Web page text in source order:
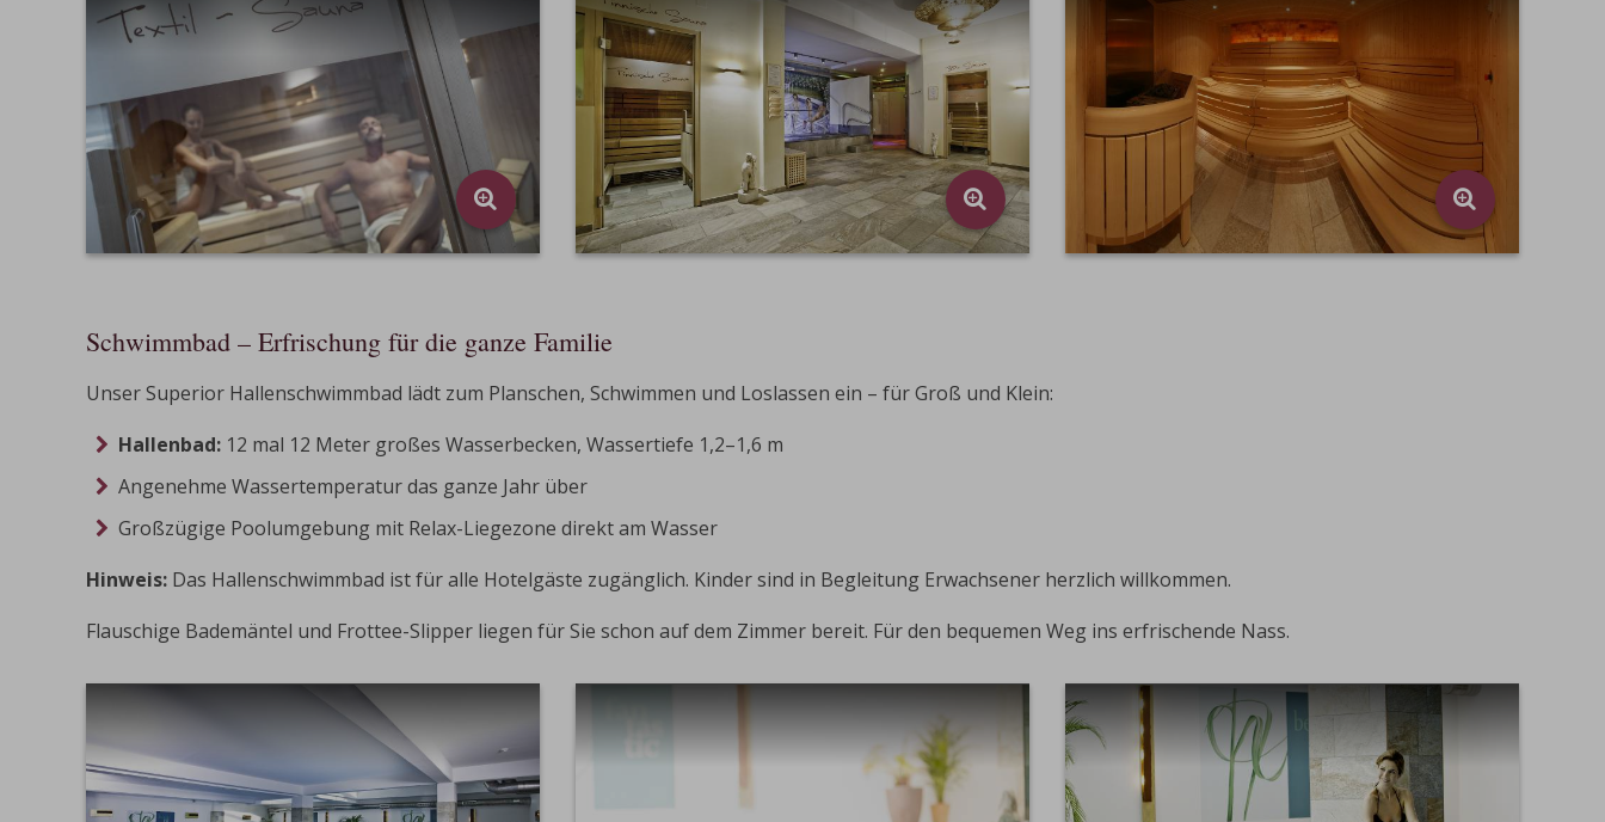
Schwimmbad – Erfrischung für die ganze Familie
Unser Superior Hallenschwimmbad lädt zum Planschen, Schwimmen und Loslassen ein – für Groß und Klein:
Hallenbad: 12 mal 12 Meter großes Wasserbecken, Wassertiefe 1,2–1,6 m
Angenehme Wassertemperatur das ganze Jahr über
Großzügige Poolumgebung mit Relax-Liegezone direkt am Wasser
Hinweis: Das Hallenschwimmbad ist für alle Hotelgäste zugänglich. Kinder sind in Begleitung Erwachsener herzlich willkommen.
Flauschige Bademäntel und Frottee-Slipper liegen für Sie schon auf dem Zimmer bereit. Für den bequemen Weg ins erfrischende Nass.